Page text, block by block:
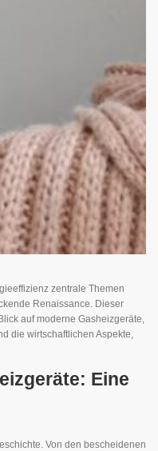
zentrale Themen
Renaissance. Dieser
auf moderne Gasheizgeräte,
die wirtschaftlichen Aspekte,
Eine
Von den bescheidenen